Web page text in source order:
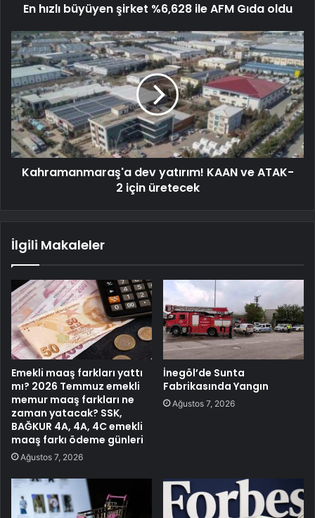
En hızlı büyüyen şirket %6,628 ile AFM Gıda oldu
Kahramanmaraş'a dev yatırım! KAAN ve ATAK-
2 için üretecek
İlgili Makaleler
Emekli maaş farkları yattı
mı? 2026 Temmuz emekli
memur maaş farkları ne
zaman yatacak? SSK,
BAĞKUR 4A, 4A, 4C emekli
maaş farkı ödeme günleri
Ağustos 7, 2026
İnegöl’de Sunta
Fabrikasında Yangın
Ağustos 7, 2026